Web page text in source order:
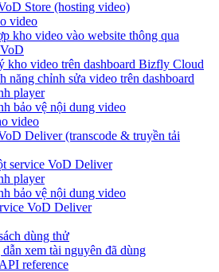
Store (hosting video)
video
kho video vào website thông qua
kho video trên dashboard Bizfly Cloud
năng chỉnh sửa video trên dashboard
player
bảo vệ nội dung video
video
Deliver (transcode & truyền tải
service VoD Deliver
player
bảo vệ nội dung video
VoD Deliver
dùng thử
xem tài nguyên đã dùng
reference